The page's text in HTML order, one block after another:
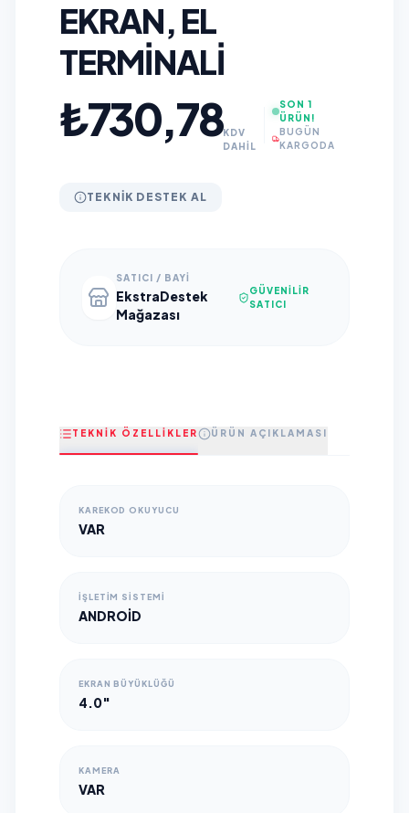
EKRAN, EL
TERMINALI
₺730,78KDV
DAHİL
SON 1
ÜRÜN!
BUGÜN
KARGODA
TEKNIK DESTEK AL
SATICI / BAYI
EkstraDestek
Mağazası
GÜVENILIR
SATICI
TEKNİK ÖZELLİKLER ÜRÜN AÇIKLAMASI
KAREKOD OKUYUCU
VAR
İŞLETIM SISTEMI
ANDROID
EKRAN BÜYÜKLÜĞÜ
4.0"
KAMERA
VAR